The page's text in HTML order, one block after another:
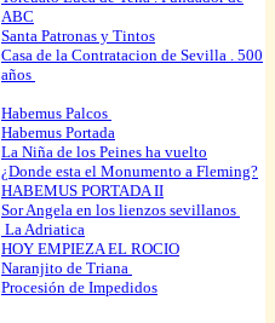
ABC
Santa Patronas y Tintos
Casa de la Contratacion de Sevilla . 500
años
Habemus Palcos
Habemus Portada
La Niña de los Peines ha vuelto
¿Donde esta el Monumento a Fleming?
HABEMUS PORTADA II
Sor Angela en los lienzos sevillanos
La Adriatica
HOY EMPIEZA EL ROCIO
Naranjito de Triana
Procesión de Impedidos